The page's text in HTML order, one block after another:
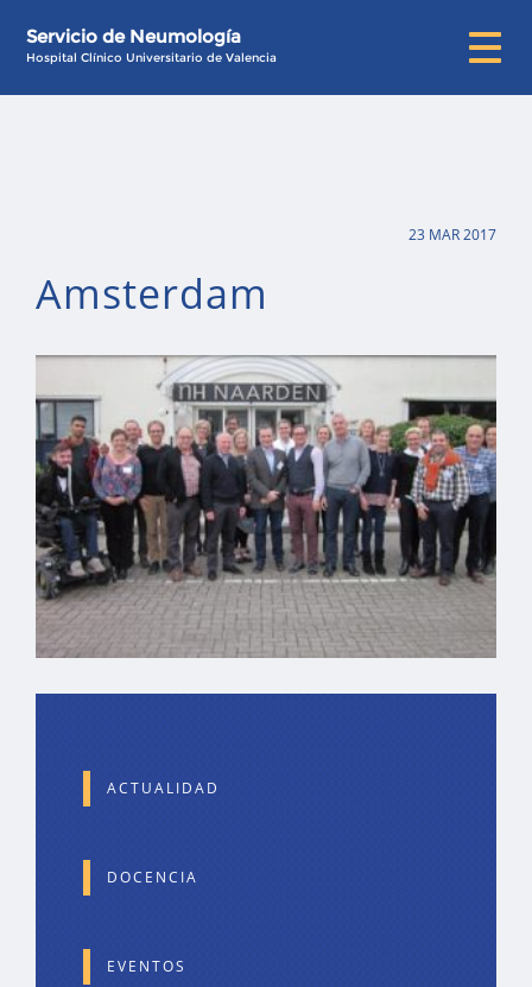
Servicio de Neumología
Hospital Clínico Universitario de Valencia
23 MAR 2017
Amsterdam
ACTUALIDAD
DOCENCIA
EVENTOS